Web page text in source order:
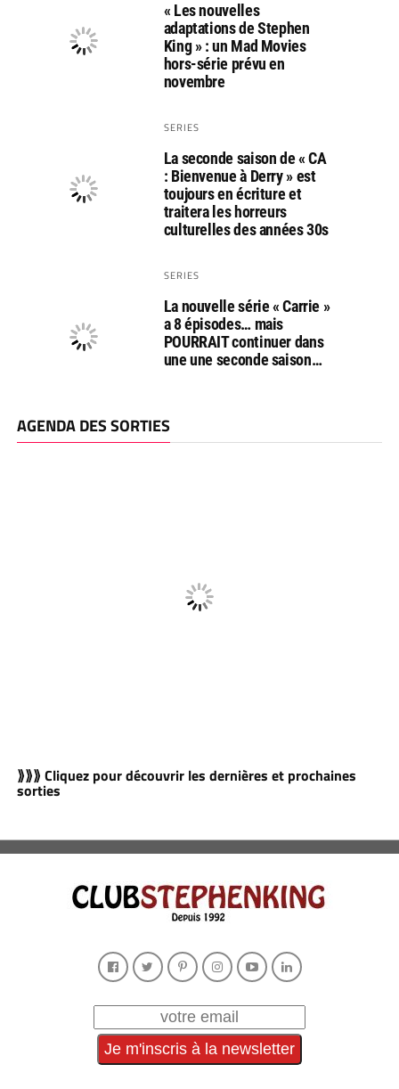
« Les nouvelles
adaptations de Stephen
King » : un Mad Movies
hors-série prévu en
novembre
SERIES
La seconde saison de « CA
: Bienvenue à Derry » est
toujours en écriture et
traitera les horreurs
culturelles des années 30s
SERIES
La nouvelle série « Carrie »
a 8 épisodes… mais
POURRAIT continuer dans
une une seconde saison…
AGENDA DES SORTIES
⟫⟫⟫ Cliquez pour découvrir les dernières et prochaines
sorties